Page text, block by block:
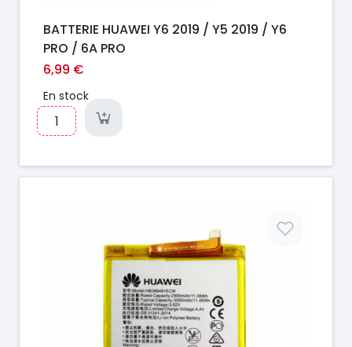
BATTERIE HUAWEI Y6 2019 / Y5 2019 / Y6
PRO / 6A PRO
6,99 €
En stock